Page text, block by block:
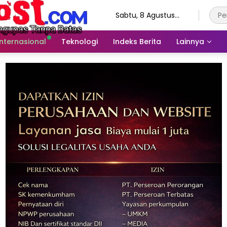
Sabtu, 8 Agustus
Teknologi Indeks Berita Lainnya